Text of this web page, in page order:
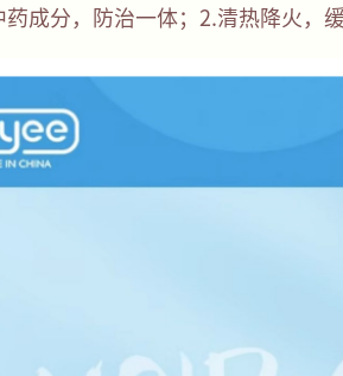
成分，防治一体；2.清热降火，